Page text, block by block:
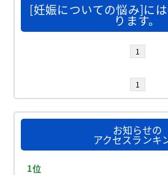
[妊娠についての悩み]に
ります。
1
1
お知らせの
アクセスランキ
1位